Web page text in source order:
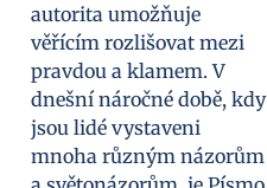
autorita umožňuje
věřícím rozlišovat mezi
pravdou a klamem. V
dnešní náročné době, kdy
jsou lidé vystaveni
mnoha různým názorům